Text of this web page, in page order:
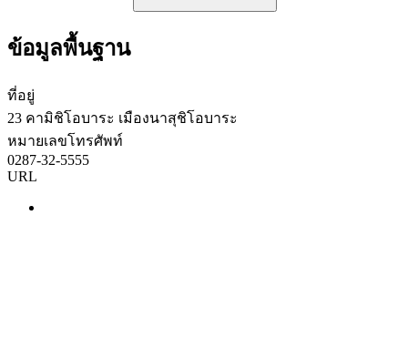
ข้อมูลพื้นฐาน
ที่อยู่
23 คามิชิโอบาระ เมืองนาสุชิโอบาระ
หมายเลขโทรศัพท์
0287-32-5555
URL